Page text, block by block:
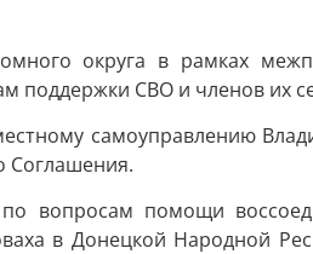
округа в рамках
поддержки СВО и членов их
самоуправлению
Соглашения.
вопросам помощи
в Донецкой Народной